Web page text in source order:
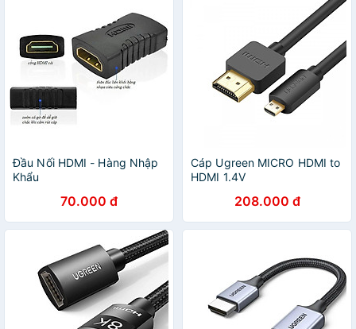
Đầu Nối HDMI - Hàng Nhập
Khẩu
70.000 đ
Cáp Ugreen MICRO HDMI to
HDMI 1.4V
208.000 đ